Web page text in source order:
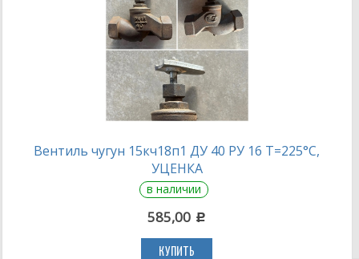
Вентиль чугун 15кч18п1 ДУ 40 РУ 16 Т=225°С,
УЦЕНКА
в наличии
585,00 c
КУПИТЬ